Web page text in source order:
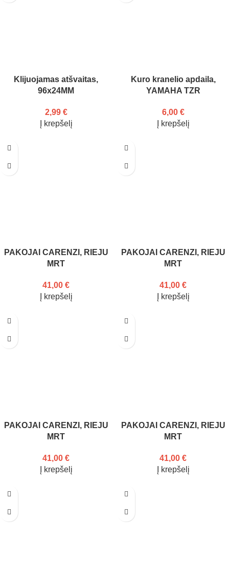
Klijuojamas atšvaitas,
96x24MM
2,99 €
Į krepšelį
Kuro kranelio apdaila,
YAMAHA TZR
6,00 €
Į krepšelį
PAKOJAI CARENZI, RIEJU
MRT
41,00 €
Į krepšelį
PAKOJAI CARENZI, RIEJU
MRT
41,00 €
Į krepšelį
PAKOJAI CARENZI, RIEJU
MRT
41,00 €
Į krepšelį
PAKOJAI CARENZI, RIEJU
MRT
41,00 €
Į krepšelį